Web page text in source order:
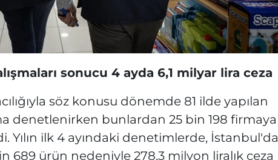
sonucu 4 ayda 6,1 milyar lira ceza
söz konusu dönemde 81 ilde yapılan
denetlenirken bunlardan 25 bin 198 firmaya
Yılın ilk 4 ayındaki denetimlerde, İstanbul'da
689 ürün nedeniyle 278,3 milyon liralık ceza